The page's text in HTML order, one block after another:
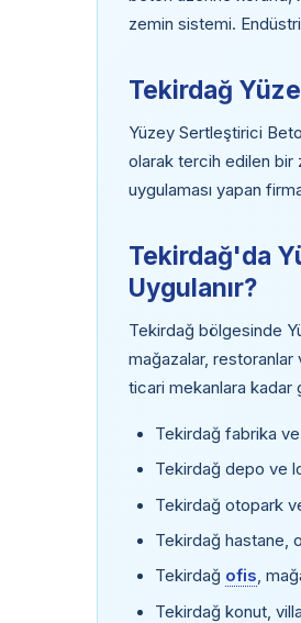
zemin sistemi.
Tekirdağ
Yüzey Sertleştirici
olarak tercih edilen bir
uygulaması yapan
Tekirdağ'da
Uygulanır?
Tekirdağ bölgesinde
mağazalar,
ticari mekanlara kadar
Tekirdağ fabrika
Tekirdağ depo ve
Tekirdağ otopark
Tekirdağ hastane,
Tekirdağ ofis,
Tekirdağ konut,